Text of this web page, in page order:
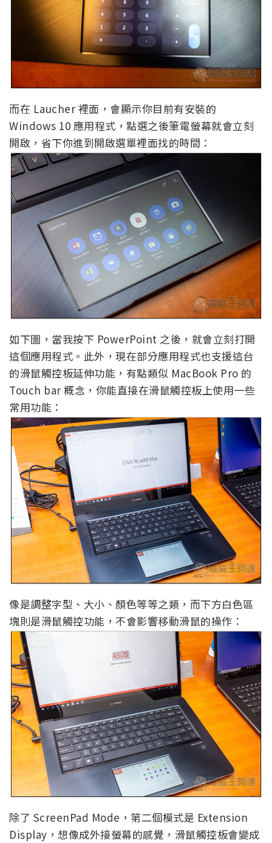
而在 Laucher 裡面，會顯示你目前有安裝的
Windows 10 應用程式，點選之後筆電螢幕就會立刻
開啟，省下你進到開啟選單裡面找的時間：
如下圖，當我按下 PowerPoint 之後，就會立刻打開
這個應用程式。此外，現在部分應用程式也支援這台
的滑鼠觸控板延伸功能，有點類似 MacBook Pro 的
Touch bar 概念，你能直接在滑鼠觸控板上使用一些
常用功能：
像是調整字型、大小、顏色等等之類，而下方白色區
塊則是滑鼠觸控功能，不會影響移動滑鼠的操作：
除了 ScreenPad Mode，第二個模式是 Extension
Display，想像成外接螢幕的感覺，滑鼠觸控板會變成